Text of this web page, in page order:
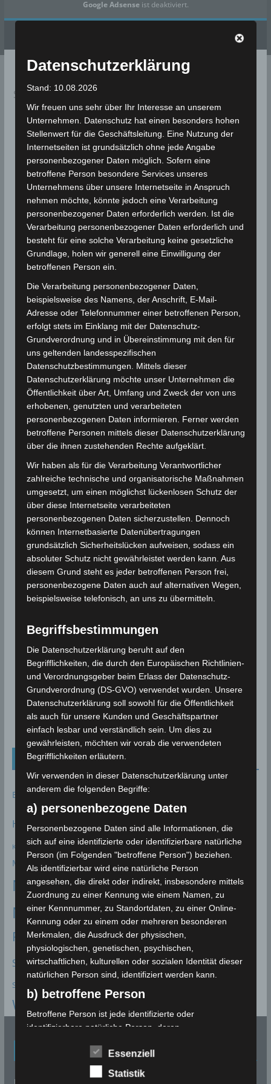
Google Adsenseist deaktiviert.
Sie sind hier: Startseite
Anstehende Ereignisse und Termine aus den
Bereichen Meteorologie, Seismologie und
Klima.
Alle Zeitangaben in CET (CET = Central European
Time (UTC+1))
Astronomische Ereignisse
Veranstaltungen Astronomische Ereignisse
Veranstaltungen
für
10.
August
2026
A
n
s
i
c
t
e
n
-
N
a
g
a
o
V
n
t
t
n
e
a
i
a
10.08.2026
D
a
t
u
m
w
ä
e
n
.
Laufend
Perseiden Meteorschauer 2026
22. Juli: 22:00- 29. August: 5:00CET
Tunesien landesweit
Vorheriger Tag Nächster Tag
Kalender abonnieren
Schlagwörter (Tags)
Bizerté Béja Erdbeben
Hitze Hitzerekord INM Jendouba Kairouan Kasserine
Klimabericht Klimaerwärmung klimatologisches Bulletin Klimawandel
Mahdia Medenine Mittelmeer Monastir Mond Nabeul
Niederschlagsmengen
Niederschlagsstatistik
Niederschläge
Prognose Scirocco Seismologie Sfax Sidi Bouzid
SousseStarkregenStarkwindStatistik
Stausee
Wetterwarnung
reisebot.de
Datenschutzerklärung
Stand: 10.08.2026
Wir freuen uns sehr über Ihr Interesse an unserem
Unternehmen. Datenschutz hat einen besonders hohen
Stellenwert für die Geschäftsleitung. Eine Nutzung der
Internetseiten ist grundsätzlich ohne jede Angabe
personenbezogener Daten möglich. Sofern eine
betroffene Person besondere Services unseres
Unternehmens über unsere Internetseite in Anspruch
nehmen möchte, könnte jedoch eine Verarbeitung
personenbezogener Daten erforderlich werden. Ist die
Verarbeitung personenbezogener Daten erforderlich und
besteht für eine solche Verarbeitung keine gesetzliche
Grundlage, holen wir generell eine Einwilligung der
betroffenen Person ein.
Die Verarbeitung personenbezogener Daten,
beispielsweise des Namens, der Anschrift, E-Mail-
Adresse oder Telefonnummer einer betroffenen Person,
erfolgt stets im Einklang mit der Datenschutz-
Grundverordnung und in Übereinstimmung mit den für
uns geltenden landesspezifischen
Datenschutzbestimmungen. Mittels dieser
Datenschutzerklärung möchte unser Unternehmen die
Öffentlichkeit über Art, Umfang und Zweck der von uns
erhobenen, genutzten und verarbeiteten
personenbezogenen Daten informieren. Ferner werden
betroffene Personen mittels dieser Datenschutzerklärung
über die ihnen zustehenden Rechte aufgeklärt.
Wir haben als für die Verarbeitung Verantwortlicher
zahlreiche technische und organisatorische Maßnahmen
umgesetzt, um einen möglichst lückenlosen Schutz der
über diese Internetseite verarbeiteten
personenbezogenen Daten sicherzustellen. Dennoch
können Internetbasierte Datenübertragungen
grundsätzlich Sicherheitslücken aufweisen, sodass ein
absoluter Schutz nicht gewährleistet werden kann. Aus
diesem Grund steht es jeder betroffenen Person frei,
personenbezogene Daten auch auf alternativen Wegen,
beispielsweise telefonisch, an uns zu übermitteln.
Begriffsbestimmungen
Die Datenschutzerklärung beruht auf den
Begrifflichkeiten, die durch den Europäischen Richtlinien-
und Verordnungsgeber beim Erlass der Datenschutz-
Grundverordnung (DS-GVO) verwendet wurden. Unsere
Datenschutzerklärung soll sowohl für die Öffentlichkeit
als auch für unsere Kunden und Geschäftspartner
einfach lesbar und verständlich sein. Um dies zu
gewährleisten, möchten wir vorab die verwendeten
Begrifflichkeiten erläutern.
Wir verwenden in dieser Datenschutzerklärung unter
anderem die folgenden Begriffe:
a) personenbezogene Daten
Personenbezogene Daten sind alle Informationen, die
sich auf eine identifizierte oder identifizierbare natürliche
Person (im Folgenden "betroffene Person") beziehen.
Als identifizierbar wird eine natürliche Person
angesehen, die direkt oder indirekt, insbesondere mittels
Zuordnung zu einer Kennung wie einem Namen, zu
einer Kennnummer, zu Standortdaten, zu einer Online-
Kennung oder zu einem oder mehreren besonderen
Merkmalen, die Ausdruck der physischen,
physiologischen, genetischen, psychischen,
wirtschaftlichen, kulturellen oder sozialen Identität dieser
natürlichen Person sind, identifiziert werden kann.
b) betroffene Person
Betroffene Person ist jede identifizierte oder
identifizierbare natürliche Person, deren
Verantwortlichen verarbeitet werden.
c) Verarbeitung
Essenziell
Statistik